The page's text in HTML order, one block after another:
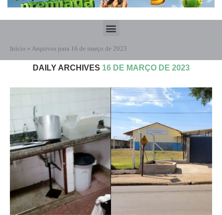
Início » Arquivos para 16 de março de 2023
DAILY ARCHIVES 16 DE MARÇO DE 2023